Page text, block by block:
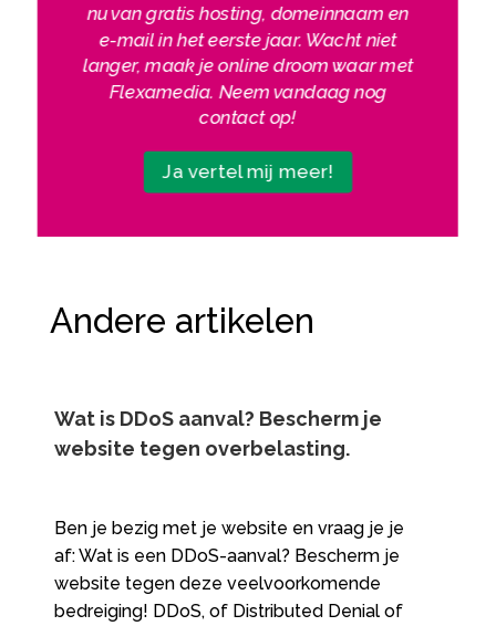
nu van gratis hosting, domeinnaam en
e-mail in het eerste jaar. Wacht niet
langer, maak je online droom waar met
Flexamedia. Neem vandaag nog
contact op!
Ja vertel mij meer!
Andere artikelen
Wat is DDoS aanval? Bescherm je
website tegen overbelasting.​
Ben je bezig met je website en vraag je je
af: Wat is een DDoS-aanval? Bescherm je
website tegen deze veelvoorkomende
bedreiging! DDoS, of Distributed Denial of